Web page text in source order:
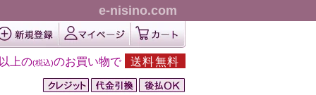
e-nisino.com
上の(税込)のお買い物で 送料無料